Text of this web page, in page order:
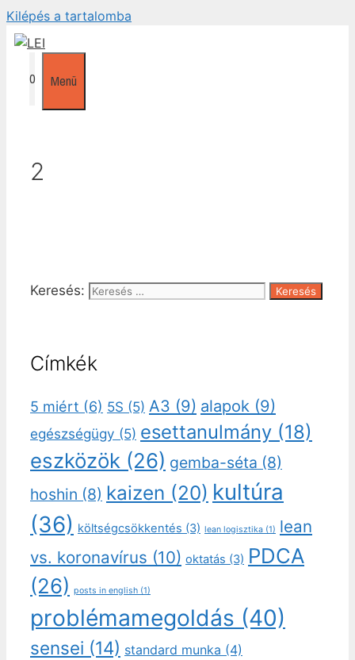
Kilépés a tartalomba
0 Menü
2
Keresés:
Címkék
5 miért (6) 5S (5) A3 (9) alapok (9)
egészségügy (5) esettanulmány (18)
eszközök (26) gemba-séta (8)
hoshin (8) kaizen (20) kultúra
(36) költségcsökkentés (3) lean logisztika (1) lean
vs. koronavírus (10) oktatás (3) PDCA
(26) posts in english (1)
problémamegoldás (40)
sensei (14) standard munka (4)